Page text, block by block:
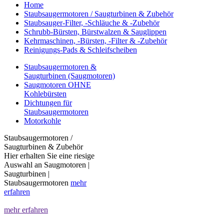
Home
Staubsaugermotoren / Saugturbinen & Zubehör
Staubsauger-Filter, -Schläuche & -Zubehör
Schrubb-Bürsten, Bürstwalzen & Sauglippen
Kehrmaschinen, -Bürsten, -Filter & -Zubehör
Reinigungs-Pads & Schleifscheiben
Staubsaugermotoren &
Saugturbinen (Saugmotoren)
Saugmotoren OHNE
Kohlebürsten
Dichtungen für
Staubsaugermotoren
Motorkohle
Staubsaugermotoren /
Saugturbinen & Zubehör
Hier erhalten Sie eine riesige
Auswahl an Saugmotoren |
Saugturbinen |
Staubsaugermotoren mehr
erfahren
mehr erfahren